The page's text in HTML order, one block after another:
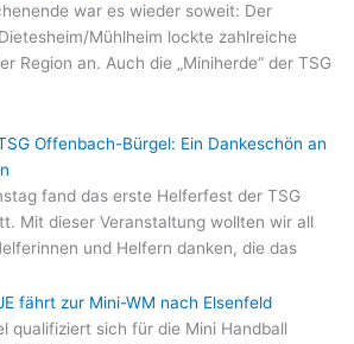
war es wieder soweit: Der
Mühlheim lockte zahlreiche
Region an. Auch die „Miniherde“ der TSG
Offenbach-Bürgel: Ein Dankeschön an
fand das erste Helferfest der TSG
Mit dieser Veranstaltung wollten wir all
und Helfern danken, die das
fährt zur Mini-WM nach Elsenfeld
qualifiziert sich für die Mini Handball